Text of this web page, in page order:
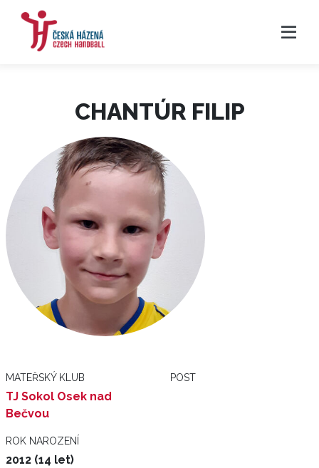
CHANTÚR FILIP
MATEŘSKÝ KLUB
TJ Sokol Osek nad
Bečvou
POST
ROK NAROZENÍ
2012 (14 let)